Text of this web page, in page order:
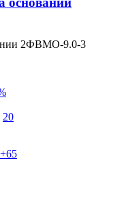
2ФВМO-9.0-3
20